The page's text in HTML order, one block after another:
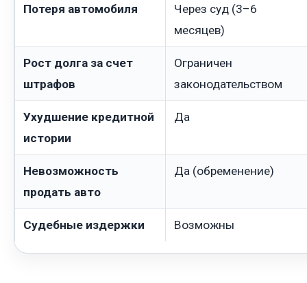
Потеря автомобиля
Через суд (3–6
месяцев)
Рост долга за счет
штрафов
Ограничен
законодательством
Ухудшение кредитной
истории
Да
Невозможность
продать авто
Да (обременение)
Судебные издержки Возможны